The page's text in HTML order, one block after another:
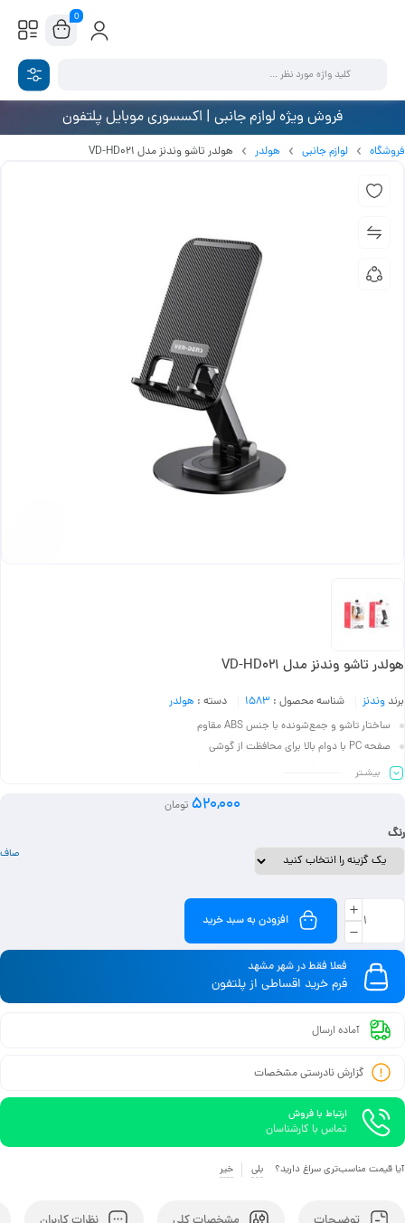
0
فروش ویژه لوازم جانبی | اکسسوری موبایل پلتفون
فروشگاه لوازم جانبی هولدر هولدر تاشو وندنز مدل VD-HD021
هولدر تاشو وندنز مدل VD-HD021
برندوندنز شناسه محصول : 1583 دسته : هولدر
ساختار تاشو و جمع‌شونده با جنس ABS مقاوم
صفحه PC با دوام بالا برای محافظت از گوشی
لوله تلسکوپی آلیاژ آلومینیوم برای تنظیم ارتفاع آسان
بیشـتر
520,000 تومان
رنگ
صاف
افزودن به سبد خرید
فعلا فقط در شهر مشهد
فرم خرید اقساطی از پلتفون
آماده ارسال
گزارش نادرستی مشخصات
ارتباط با فروش
تماس با کارشناسان
آیا قیمت مناسب‌تری سراغ دارید؟ بلی خیر